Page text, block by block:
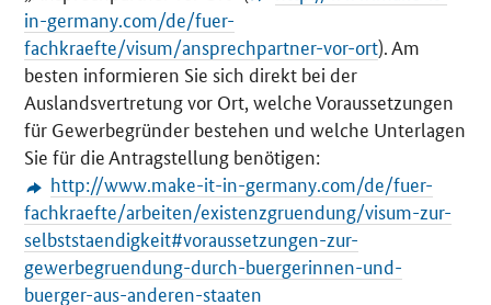
in-germany.com/de/fuer-
fachkraefte/visum/ansprechpartner-vor-ort). Am
besten informieren Sie sich direkt bei der
Auslandsvertretung vor Ort, welche Voraussetzungen
für Gewerbegründer bestehen und welche Unterlagen
Sie für die Antragstellung benötigen:
http://www.make-it-in-germany.com/de/fuer-
fachkraefte/arbeiten/existenzgruendung/visum-zur-
selbststaendigkeit#voraussetzungen-zur-
gewerbegruendung-durch-buergerinnen-und-
buerger-aus-anderen-staaten